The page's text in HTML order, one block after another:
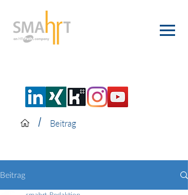
/ Beitrag
Beitrag